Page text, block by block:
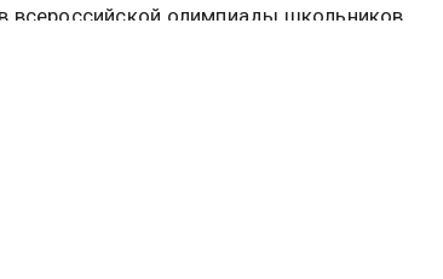
всероссийской олимпиады школьников.